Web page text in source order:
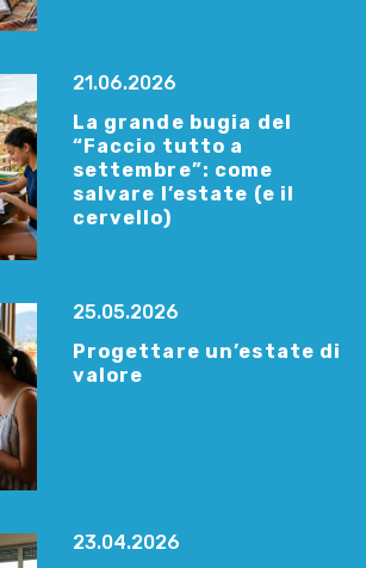
21.06.2026
La grande bugia del
“Faccio tutto a
settembre”: come
salvare l’estate (e il
cervello)
25.05.2026
Progettare un’estate di
valore
23.04.2026